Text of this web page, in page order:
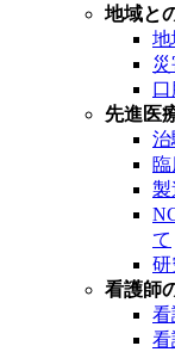
地域と
地
先進医
治
製
て
研
看護師
看
看